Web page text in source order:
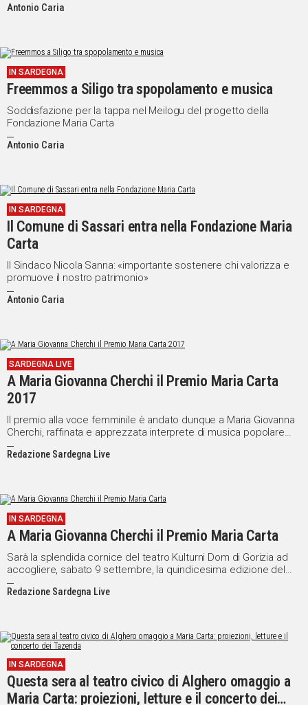
Antonio Caria
IN SARDEGNA
Freemmos a Siligo tra spopolamento e musica
Soddisfazione per la tappa nel Meilogu del progetto della
Fondazione Maria Carta
Antonio Caria
IN SARDEGNA
Il Comune di Sassari entra nella Fondazione Maria
Carta
Il Sindaco Nicola Sanna: «importante sostenere chi valorizza e
promuove il nostro patrimonio»
Antonio Caria
SARDEGNA LIVE
A Maria Giovanna Cherchi il Premio Maria Carta
2017
Il premio alla voce femminile è andato dunque a Maria Giovanna
Cherchi, raffinata e apprezzata interprete di musica popolare
della Sardegna. Per i suoi meriti artistici e l'impegno in campo
umanitario, Maria Giovanna Cherchi viene individuata per cantare
Redazione Sardegna Live
IN SARDEGNA
A Maria Giovanna Cherchi il Premio Maria Carta
Sarà la splendida cornice del teatro Kulturni Dom di Gorizia ad
accogliere, sabato 9 settembre, la quindicesima edizione del
Premio Maria Carta. Un piacevole ritorno in Friuli quello della
Fondazione intitolata all'artista di Siligo, e che qui arriva in
Redazione Sardegna Live
IN SARDEGNA
Questa sera al teatro civico di Alghero omaggio a
Maria Carta: proiezioni, letture e il concerto dei